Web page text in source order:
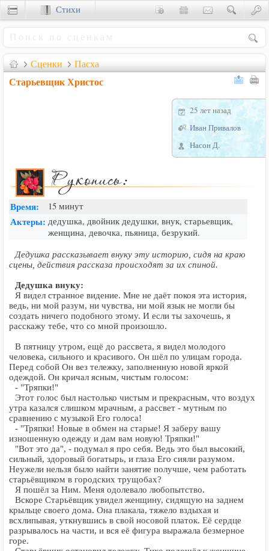
Сценки Пасха
Старьевщик Христос
25 лет назад
Иван Привалов
Насон Д.
Время: 15 минут
Актеры: дедушка, двойник дедушки, внук, старьевщик,
женщина, девочка, пьяница, безрукий.
Дедушка рассказывает внуку эту историю, сидя на краю
сцены, действия рассказа происходят за их спиной.
Дедушка внуку:
Я видел странное видение. Мне не даёт покоя эта история,
ведь, ни мой разум, ни чувства, ни мой язык не могли бы
создать ничего подобного этому. И если ты захочешь, я
расскажу тебе, что со мной произошло.
В пятницу утром, ещё до рассвета, я видел молодого
человека, сильного и красивого. Он шёл по улицам города.
Перед собой Он вез тележку, заполненную новой яркой
одеждой. Он кричал ясным, чистым голосом:
- "Тряпки!"
Этот голос был настолько чистым и прекрасным, что воздух
утра казался слишком мрачным, а рассвет - мутным по
сравнению с музыкой Его голоса!
- "Тряпки! Новые в обмен на старые! Я заберу вашу
изношенную одежду и дам вам новую! Тряпки!"
"Вот это да", - подумал я про себя. Ведь это был высокий,
сильный, здоровый богатырь, и глаза Его сияли разумом.
Неужели нельзя было найти занятие получше, чем работать
старьёвщиком в городских трущобах?
Я пошёл за Ним. Меня одолевало любопытство.
Вскоре Старьёвщик увидел женщину, сидящую на заднем
крыльце своего дома. Она плакала, тяжело вздыхая и
всхлипывая, уткнувшись в свой носовой платок. Её сердце
разрывалось на части, и вся её фигура выражала безмерное
горе.
Стихи